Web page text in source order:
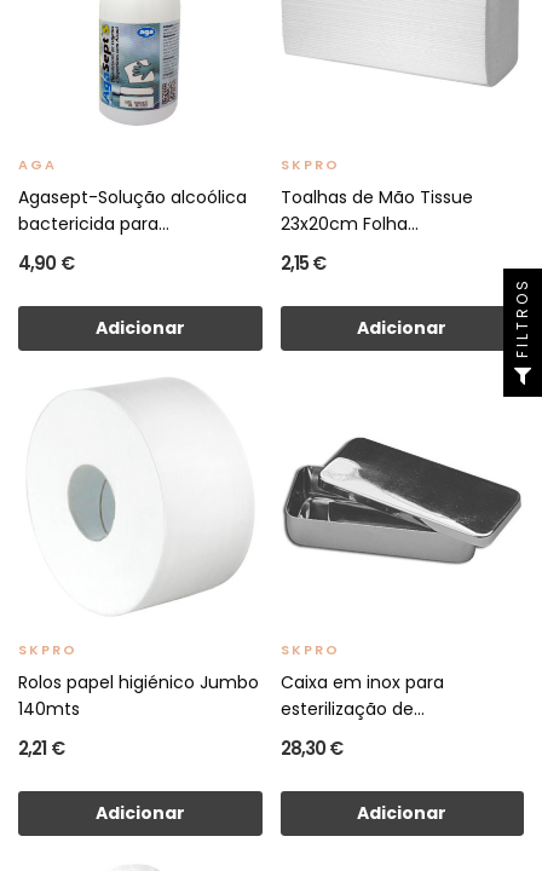
AGA
Agasept-Solução alcoólica
bactericida para...
4,90 €
Adicionar
SKPRO
Toalhas de Mão Tissue
23x20cm Folha...
2,15 €
Adicionar
SKPRO
Rolos papel higiénico Jumbo
140mts
2,21 €
Adicionar
SKPRO
Caixa em inox para
esterilização de
instrumentos
28,30 €
Adicionar
FILTROS